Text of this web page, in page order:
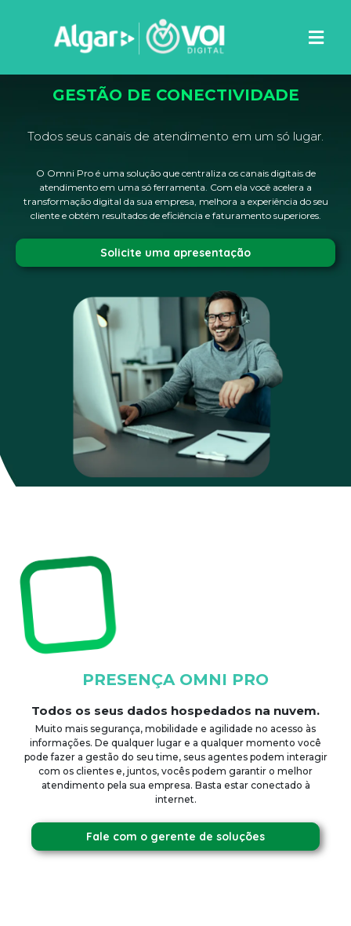
GESTÃO DE CONECTIVIDADE
Todos seus canais de atendimento em um só lugar.
O Omni Pro é uma solução que centraliza os canais digitais de
atendimento em uma só ferramenta. Com ela você acelera a
transformação digital da sua empresa, melhora a experiência do seu
cliente e obtém resultados de eficiência e faturamento superiores.
Solicite uma apresentação
PRESENÇA OMNI PRO
Todos os seus dados hospedados na nuvem.
Muito mais segurança, mobilidade e agilidade no acesso às
informações. De qualquer lugar e a qualquer momento você
pode fazer a gestão do seu time, seus agentes podem interagir
com os clientes e, juntos, vocês podem garantir o melhor
atendimento pela sua empresa. Basta estar conectado à
internet.
Fale com o gerente de soluções